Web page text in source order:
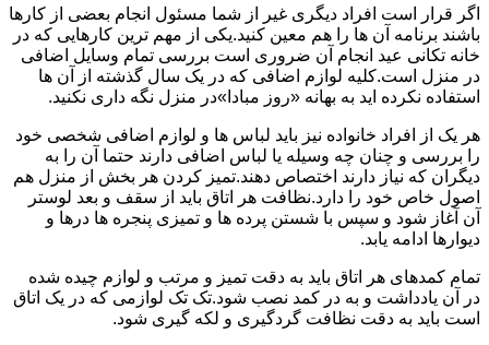
اگر قرار است افراد دیگری غیر از شما مسئول انجام بعضی از کارها
باشند برنامه آن ها را هم معین کنید.یکی از مهم ترین کارهایی که در
خانه تکانی عید انجام آن ضروری است بررسی تمام وسایل اضافی
در منزل است.کلیه لوازم اضافی که در یک سال گذشته از آن ها
استفاده نکرده اید به بهانه «روز مبادا»در منزل نگه داری نکنید.
هر یک از افراد خانواده نیز باید لباس ها و لوازم اضافی شخصی خود
را بررسی و چنان چه وسیله یا لباس اضافی دارند حتما آن را به
دیگران که نیاز دارند اختصاص دهند.تمیز کردن هر بخش از منزل هم
اصول خاص خود را دارد.نظافت هر اتاق باید از سقف و بعد لوستر
آن آغاز شود و سپس با شستن پرده ها و تمیزی پنجره ها درها و
دیوارها ادامه یابد.
تمام کمدهای هر اتاق باید به دقت تمیز و مرتب و لوازم چیده شده
در آن یادداشت و به در کمد نصب شود.تک تک لوازمی که در یک اتاق
است باید به دقت نظافت گردگیری و لکه گیری شود.